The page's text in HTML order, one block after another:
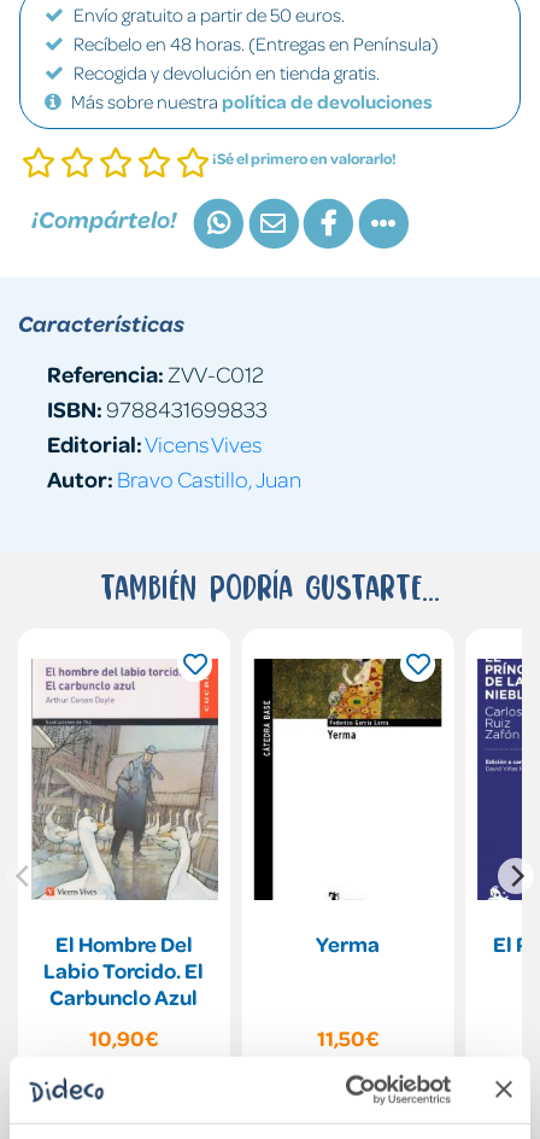
Envío gratuito a partir de 50 euros.
Recíbelo en 48 horas. (Entregas en Península)
Recogida y devolución en tienda gratis.
Más sobre nuestra política de devoluciones
¡Sé el primero en valorarlo!
¡Compártelo!
Características
Referencia: ZVV-C012
ISBN:9788431699833
Editorial:Vicens Vives
Autor: Bravo Castillo, Juan
También podría gustarte...
El Hombre Del
Labio Torcido. El
Carbunclo Azul
10,90€
Comprar
Yerma
11,50€
Comprar
El